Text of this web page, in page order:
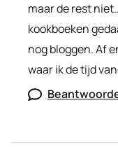
maar de rest
kookboeken
nog bloggen. Af
waar ik de tijd